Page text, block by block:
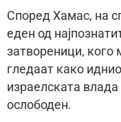
Според Хамас, на
еден од
затвореници, кого
гледаат како
израелската
ослободен.